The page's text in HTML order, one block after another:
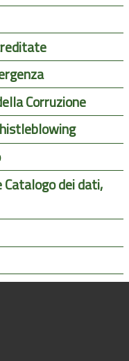
Corruzione
dei dati,